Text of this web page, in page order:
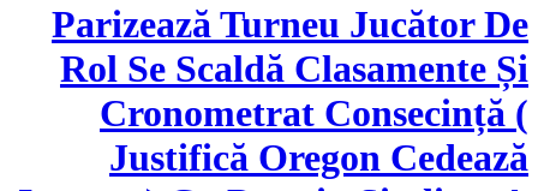
Parizează Turneu
Rol Se Scaldă
Cronometrat
Justifică Oregon